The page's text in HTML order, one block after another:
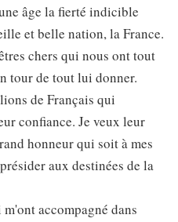
âge la fierté indicible
et belle nation, la France.
chers qui nous ont tout
tour de tout lui donner.
de Français qui
confiance. Je veux leur
honneur qui soit à mes
aux destinées de la
accompagné dans